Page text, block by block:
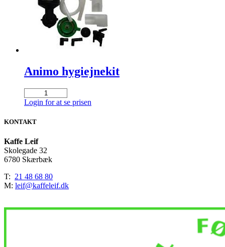
Animo hygiejnekit
Animo
hygiejnekit
Login for at se prisen
KONTAKT
Kaffe Leif
Skolegade 32
6780 Skærbæk
T: 21 48 68 80
M: leif@kaffeleif.dk